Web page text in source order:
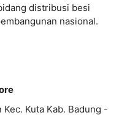
distribusi besi
nasional.
Kuta Kab. Badung -